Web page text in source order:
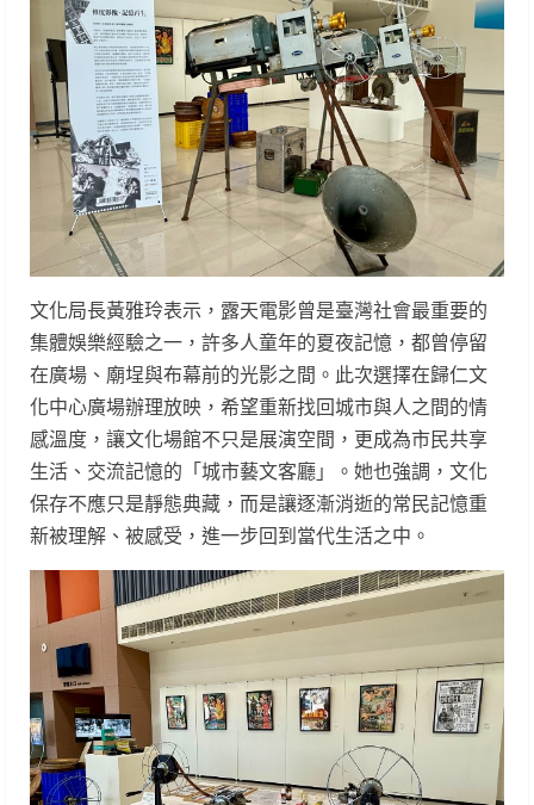
文化局長黃雅玲表示，露天電影曾是臺灣社會最重要的
集體娛樂經驗之一，許多人童年的夏夜記憶，都曾停留
在廣場、廟埕與布幕前的光影之間。此次選擇在歸仁文
化中心廣場辦理放映，希望重新找回城市與人之間的情
感溫度，讓文化場館不只是展演空間，更成為市民共享
生活、交流記憶的「城市藝文客廳」。她也強調，文化
保存不應只是靜態典藏，而是讓逐漸消逝的常民記憶重
新被理解、被感受，進一步回到當代生活之中。